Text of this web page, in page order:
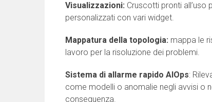
Visualizzazioni: Cruscotti pronti
personalizzati con vari widget.
Mappatura della topologia: mappa le
lavoro per la risoluzione dei problemi.
Sistema di allarme rapido AIOps:
come modelli o anomalie negli avvisi o
conseguenza.